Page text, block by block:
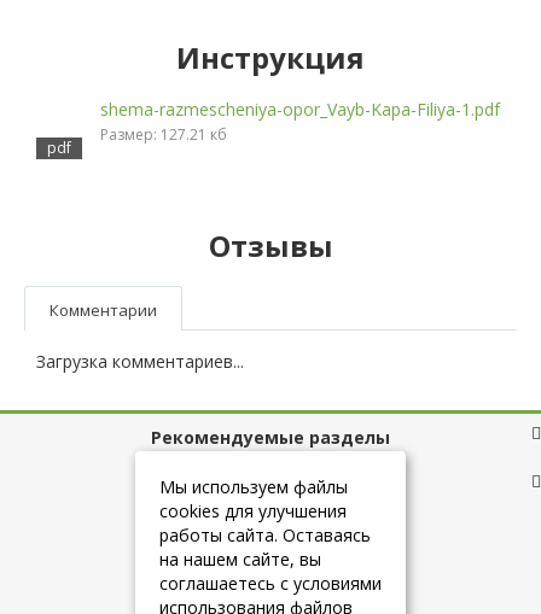
Инструкция
shema-razmescheniya-opor_Vayb-Kapa-Filiya-1.pdf
Размер: 127.21 кб
Отзывы
Комментарии
Загрузка комментариев...
Рекомендуемые разделы
Полезные ссылки
+7 (925) 084-10-60
Мы используем файлы
cookies для улучшения
работы сайта. Оставаясь
на нашем сайте, вы
соглашаетесь с условиями
использования файлов